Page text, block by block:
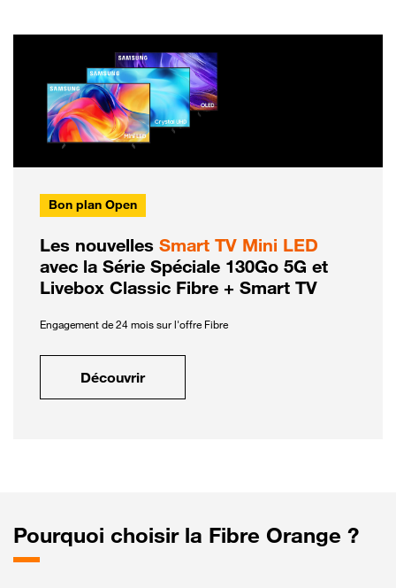
Bon plan Open
Les nouvelles Smart TV Mini LED
avec la Série Spéciale 130Go 5G et
Livebox Classic Fibre + Smart TV
Engagement de 24 mois sur l'offre Fibre
Découvrir
Pourquoi choisir la Fibre Orange ?